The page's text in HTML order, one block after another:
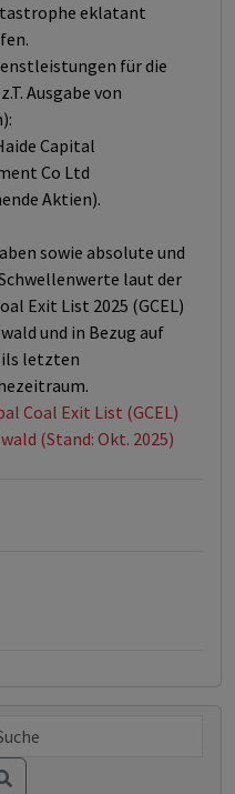
eklatant
für die
Ausgabe von
Capital
Co Ltd
Aktien).
sowie absolute und
laut der
Exit List 2025 (GCEL)
und in Bezug auf
letzten
Coal Exit List (GCEL)
(Stand: Okt. 2025)